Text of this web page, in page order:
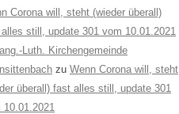
Corona will, steht (wieder überall)
still, update 301 vom 10.01.2021
Luth. Kirchengemeinde
zu Wenn Corona will, steht
überall) fast alles still, update 301
10.01.2021